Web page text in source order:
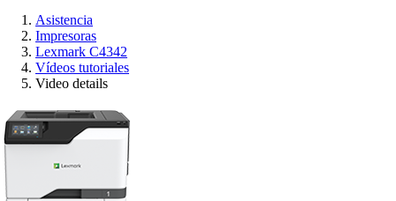
Asistencia
Impresoras
Lexmark C4342
Vídeos tutoriales
Video details